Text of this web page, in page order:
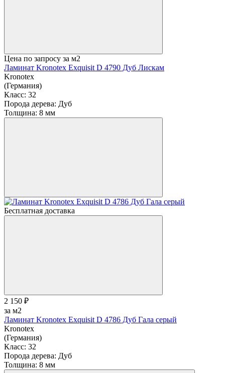
Цена по запросу за м2
Ламинат Kronotex Exquisit D 4790 Дуб Лискам
Kronotex
(Германия)
Класс: 32
Порода дерева: Дуб
Толщина: 8 мм
Бесплатная доставка
2 150 ₽
за м2
Ламинат Kronotex Exquisit D 4786 Дуб Гала серый
Kronotex
(Германия)
Класс: 32
Порода дерева: Дуб
Толщина: 8 мм